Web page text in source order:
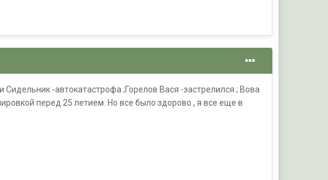
-автокатастрофа ;Горелов Вася -застрелился ; Вова
перед 25 летием. Но все было здорово , я все еще в